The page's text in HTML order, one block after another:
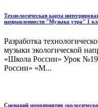
Технологическая карта
направленности "Музыка утра" 1
Разработка
музыки экологической
«Школа России» Урок
России» «М...
Сценарий мероприятия